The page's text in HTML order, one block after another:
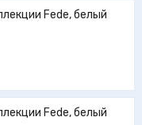
Fede, белый
Fede, белый